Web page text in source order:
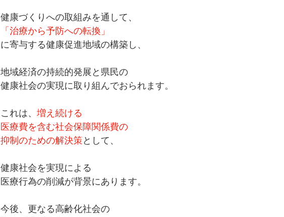
健康づくりへの取組みを通して、
「治療から予防への転換」
に寄与する健康促進地域の構築し、
地域経済の持続的発展と県民の
健康社会の実現に取り組んでおられます。
これは、 増え続ける
医療費を含む社会保障関係費の
抑制のための解決策として、
健康社会を実現による
医療行為の削減が背景にあります。
今後、更なる高齢化社会の